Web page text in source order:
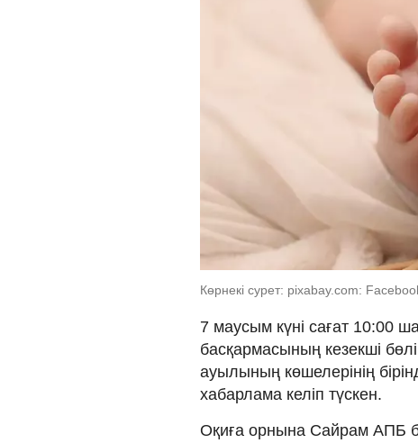
Көрнекі сурет: pixabay.com:
7 маусым күні сағат 10:00
басқармасының кезекші
ауылының көшелерінің
хабарлама келіп түскен.
Оқиға орнына Сайрам АПБ